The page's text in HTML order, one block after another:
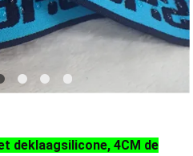
deklaagsilicone, 4CM de